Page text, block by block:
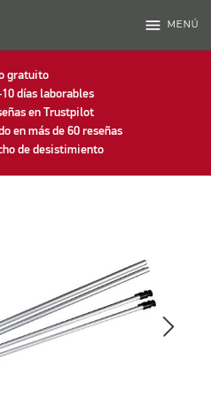
menu MENÚ
gratuito
días laborables
en Trustpilot
en más de 60 reseñas
de desistimiento